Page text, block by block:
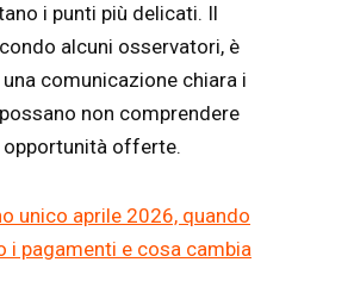
i punti più delicati. Il
alcuni osservatori, è
comunicazione chiara i
non comprendere
opportunità offerte.
unico aprile 2026, quando
i pagamenti e cosa cambia